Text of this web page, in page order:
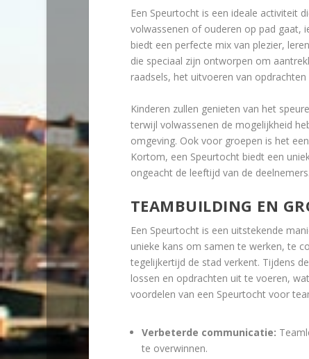
Een Speurtocht is een ideale activiteit
volwassenen of ouderen op pad gaat,
biedt een perfecte mix van plezier,
die speciaal zijn ontworpen om
raadsels, het uitvoeren van
Kinderen zullen genieten van het
terwijl volwassenen de mogelijkheid
omgeving. Ook voor groepen is het
Kortom, een Speurtocht biedt een
ongeacht de leeftijd van de deelnemers.
TEAMBUILDING EN
Een Speurtocht is een uitstekende
unieke kans om samen te werken, te
tegelijkertijd de stad verkent. Tijdens
lossen en opdrachten uit te voeren,
voordelen van een Speurtocht voor
Verbeterde communicatie:
te overwinnen.